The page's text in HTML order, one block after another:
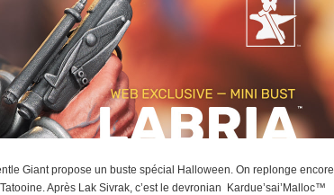
Giant propose un buste spécial Halloween. On replonge encore
Après Lak Sivrak, c’est le devronian Kardue’sai’Malloc™